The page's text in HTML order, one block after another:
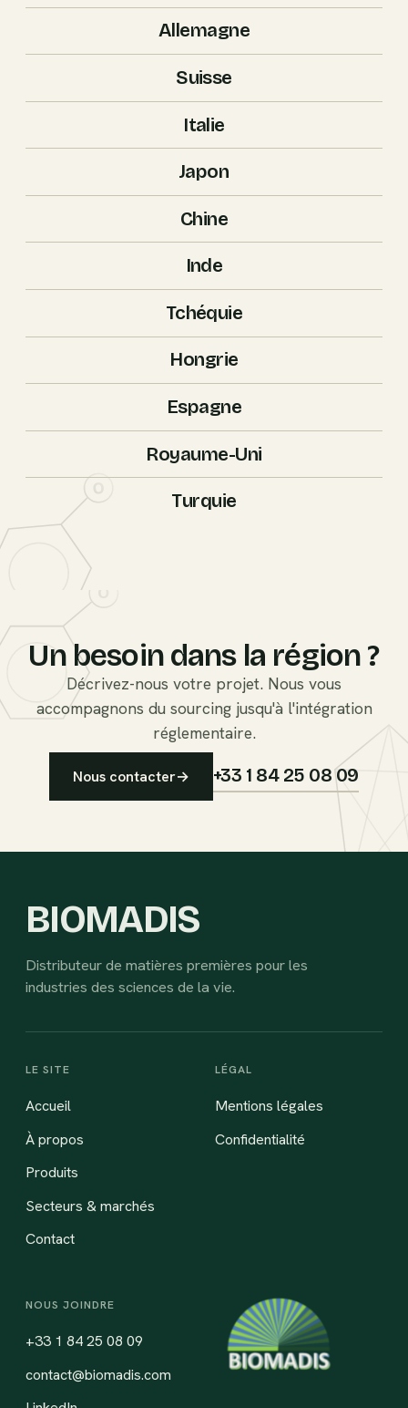
Allemagne
Suisse
Italie
Japon
Chine
Inde
Tchéquie
Hongrie
Espagne
Royaume-Uni
Turquie
Un besoin dans la région ?
Décrivez-nous votre projet. Nous vous
accompagnons du sourcing jusqu'à l'intégration
réglementaire.
Nous contacter→ +33 1 84 25 08 09
BIOMADIS
Distributeur de matières premières pour les
industries des sciences de la vie.
LE SITE
Accueil
À propos
Produits
Secteurs & marchés
Contact
LÉGAL
Mentions légales
Confidentialité
NOUS JOINDRE
+33 1 84 25 08 09
contact@biomadis.com